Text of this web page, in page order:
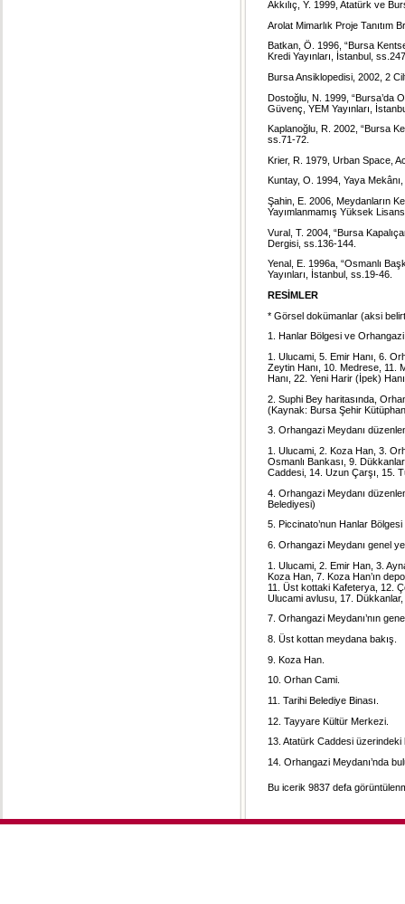
Akkılıç, Y. 1999, Atatürk ve
Arolat Mimarlık Proje Tanıtım
Batkan, Ö. 1996, “Bursa
Kredi Yayınları, İstanbul,
Bursa Ansiklopedisi, 2002, 2
Dostoğlu, N. 1999, “Bursa’da
Güvenç, YEM Yayınları,
Kaplanoğlu, R. 2002, “Bursa
ss.71-72.
Krier, R. 1979, Urban Space,
Kuntay, O. 1994, Yaya Mekânı,
Şahin, E. 2006, Meydanların
Yayımlanmamış Yüksek
Vural, T. 2004, “Bursa
Dergisi, ss.136-144.
Yenal, E. 1996a, “Osmanlı
Yayınları, İstanbul, ss.19-46.
RESİMLER
* Görsel dokümanlar (aksi
1. Hanlar Bölgesi ve
1. Ulucami, 5. Emir Hanı, 6.
Zeytin Hanı, 10. Medrese, 11.
Hanı, 22. Yeni Harir (İpek)
2. Suphi Bey haritasında,
(Kaynak: Bursa Şehir
3. Orhangazi Meydanı
1. Ulucami, 2. Koza Han, 3.
Osmanlı Bankası, 9.
Caddesi, 14. Uzun Çarşı, 15.
4. Orhangazi Meydanı
Belediyesi)
5. Piccinato’nun Hanlar
6. Orhangazi Meydanı genel
1. Ulucami, 2. Emir Han, 3.
Koza Han, 7. Koza Han’ın
11. Üst kottaki Kafeterya, 12.
Ulucami avlusu, 17. Dükkanlar,
7. Orhangazi Meydanı’nın
8. Üst kottan meydana bakış.
9. Koza Han.
10. Orhan Cami.
11. Tarihi Belediye Binası.
12. Tayyare Kültür Merkezi.
13. Atatürk Caddesi üzerindeki
14. Orhangazi Meydanı’nda
Bu icerik 9837 defa